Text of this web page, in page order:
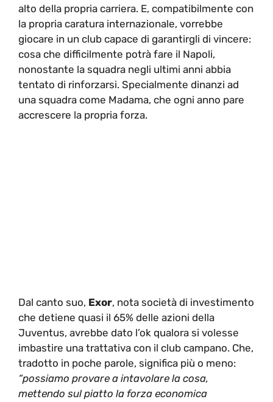
alto della propria carriera. E, compatibilmente con
la propria caratura internazionale, vorrebbe
giocare in un club capace di garantirgli di vincere:
cosa che difficilmente potrà fare il Napoli,
nonostante la squadra negli ultimi anni abbia
tentato di rinforzarsi. Specialmente dinanzi ad
una squadra come Madama, che ogni anno pare
accrescere la propria forza.
Dal canto suo, Exor, nota società di investimento
che detiene quasi il 65% delle azioni della
Juventus, avrebbe dato l’ok qualora si volesse
imbastire una trattativa con il club campano. Che,
tradotto in poche parole, significa più o meno:
“possiamo provare a intavolare la cosa,
mettendo sul piatto la forza economica